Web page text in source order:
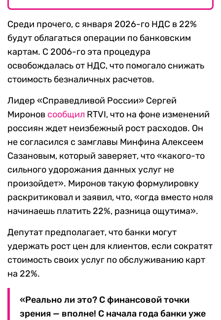
Среди прочего, с января 2026-го НДС в 22%
будут облагаться операции по банковским
картам. С 2006-го эта процедура
освобождалась от НДС, что помогало снижать
стоимость безналичных расчетов.
Лидер «Справедливой России» Сергей
Миронов сообщил RTVI, что на фоне изменений
россиян ждет неизбежный рост расходов. Он
не согласился с замглавы Минфина Алексеем
Сазановым, который заверяет, что «какого-то
сильного удорожания данных услуг не
произойдет». Миронов такую формулировку
раскритиковал и заявил, что, «огда вместо ноля
начинаешь платить 22%, разница ощутима».
Депутат предполагает, что банки могут
удержать рост цен для клиентов, если сократят
стоимость своих услуг по обслуживанию карт
на 22%.
«Реально ли это? С финансовой точки
зрения — вполне! С начала года банки уже